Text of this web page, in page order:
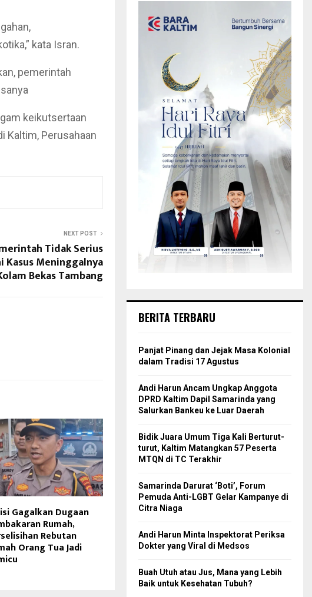
kata Isran.
pemerintah
keikutsertaan
Kaltim, Perusahaan
NEXT POST
Tidak Serius
Kasus Meninggalnya
Bekas Tambang
Gagalkan Dugaan
Rumah,
Rebutan
Orang Tua Jadi
BERITA TERBARU
Panjat Pinang dan Jejak Masa Kolonial
dalam Tradisi 17 Agustus
Andi Harun Ancam Ungkap Anggota
DPRD Kaltim Dapil Samarinda yang
Salurkan Bankeu ke Luar Daerah
Bidik Juara Umum Tiga Kali Berturut-
turut, Kaltim Matangkan 57 Peserta
MTQN di TC Terakhir
Samarinda Darurat ‘Boti’, Forum
Pemuda Anti-LGBT Gelar Kampanye di
Citra Niaga
Andi Harun Minta Inspektorat Periksa
Dokter yang Viral di Medsos
Buah Utuh atau Jus, Mana yang Lebih
Baik untuk Kesehatan Tubuh?